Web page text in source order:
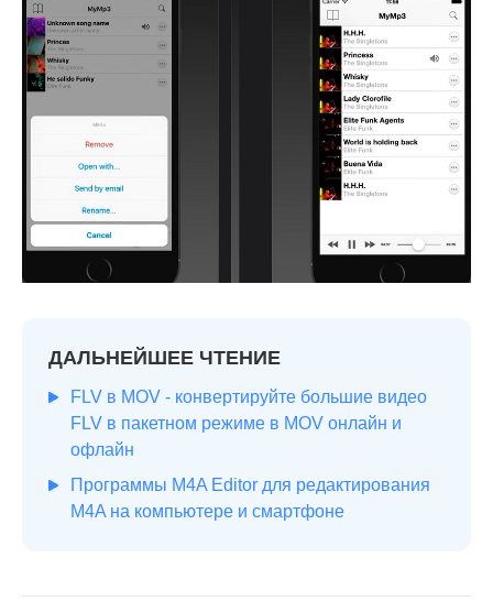
ДАЛЬНЕЙШЕЕ ЧТЕНИЕ
FLV в MOV - конвертируйте большие видео
FLV в пакетном режиме в MOV онлайн и
офлайн
Программы M4A Editor для редактирования
M4A на компьютере и смартфоне